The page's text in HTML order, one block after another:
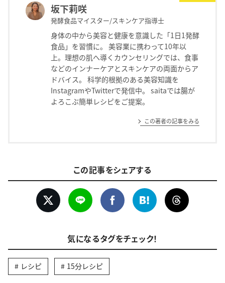
坂下莉咲
発酵食品マイスター/スキンケア指導士
身体の中から美容と健康を意識した「1日1発酵
食品」を習慣に。 美容業に携わって10年以
上。理想の肌へ導くカウンセリングでは、食事
などのインナーケアとスキンケアの両面からア
ドバイス。 科学的根拠のある美容知識を
InstagramやTwitterで発信中。 saitaでは腸が
よろこぶ簡単レシピをご提案。
この著者の記事をみる
この記事をシェアする
気になるタグをチェック！
レシピ 15分レシピ